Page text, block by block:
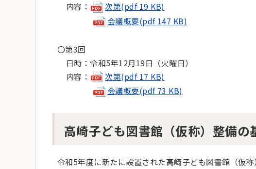
内容：
次第(pdf 19 KB)
会議概要(pdf 147 KB)
〇第3回
日時：令和5年12月19日（火曜日）
内容：
次第(pdf 17 KB)
会議概要(pdf 73 KB)
高崎子ども図書館（仮称）整備
令和5年度に新たに設置された高崎子ども図書館（仮